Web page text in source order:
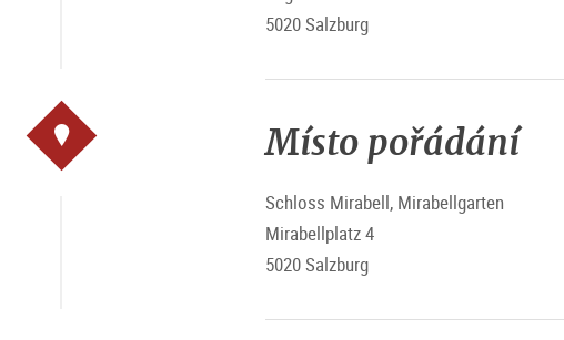
5020 Salzburg
Místo pořádání
Schloss Mirabell, Mirabellgarten
Mirabellplatz 4
5020 Salzburg